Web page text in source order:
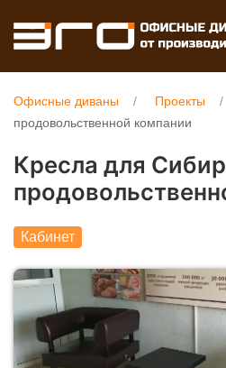
Офисные диваны Проекты
продовольственной компании
Кресла для
Кабинет